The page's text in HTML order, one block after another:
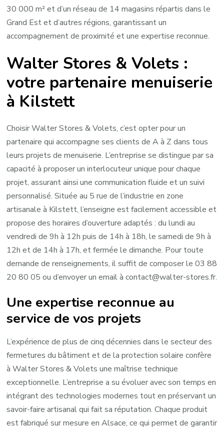
30 000 m² et d’un réseau de 14 magasins répartis dans le
Grand Est et d’autres régions, garantissant un
accompagnement de proximité et une expertise reconnue.
Walter Stores & Volets :
votre partenaire menuiserie
à Kilstett
Choisir Walter Stores & Volets, c’est opter pour un
partenaire qui accompagne ses clients de A à Z dans tous
leurs projets de menuiserie. L’entreprise se distingue par sa
capacité à proposer un interlocuteur unique pour chaque
projet, assurant ainsi une communication fluide et un suivi
personnalisé. Située au 5 rue de l’industrie en zone
artisanale à Kilstett, l’enseigne est facilement accessible et
propose des horaires d’ouverture adaptés : du lundi au
vendredi de 9h à 12h puis de 14h à 18h, le samedi de 9h à
12h et de 14h à 17h, et fermée le dimanche. Pour toute
demande de renseignements, il suffit de composer le 03 88
20 80 05 ou d’envoyer un email àcontact@walter-stores.fr.
Une expertise reconnue au
service de vos projets
L’expérience de plus de cinq décennies dans le secteur des
fermetures du bâtiment et de la protection solaire confère
à Walter Stores & Volets une maîtrise technique
exceptionnelle. L’entreprise a su évoluer avec son temps en
intégrant des technologies modernes tout en préservant un
savoir-faire artisanal qui fait sa réputation. Chaque produit
est fabriqué sur mesure en Alsace, ce qui permet de garantir